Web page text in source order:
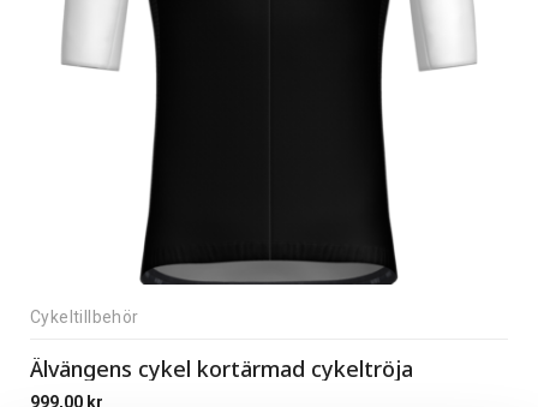
Cykeltillbehör
Älvängens cykel kortärmad cykeltröja
999,00 kr